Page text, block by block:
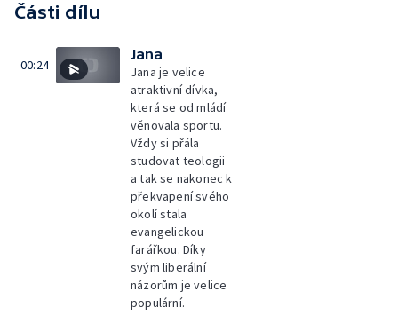
Části dílu
00:24
Jana
Jana je velice
atraktivní dívka,
která se od mládí
věnovala sportu.
Vždy si přála
studovat teologii
a tak se nakonec k
překvapení svého
okolí stala
evangelickou
farářkou. Díky
svým liberální
názorům je velice
populární.